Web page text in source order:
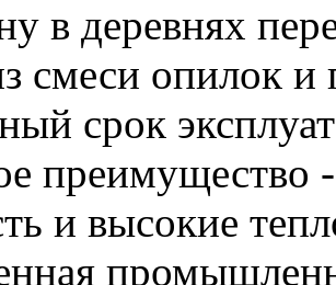
в деревнях
смеси опилок
срок
преимущество -
и высокие